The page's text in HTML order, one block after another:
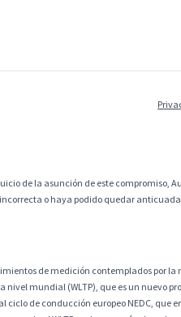
de la asunción de este compromiso,
o haya podido quedar
de medición contemplados por la
mundial (WLTP), que es un nuevo
ciclo de conducción europeo NEDC,